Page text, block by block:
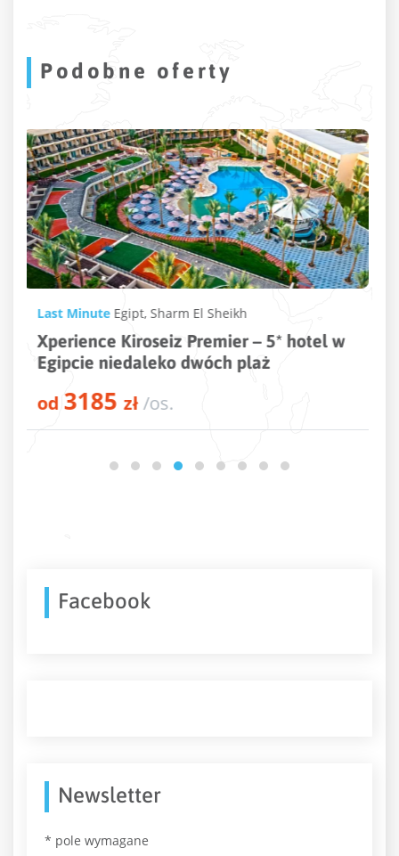
Podobne oferty
Last Minute Turcja,Alanya ,Konakli
MC Arancia Resort – 5* hotel tuż przy
plaży w kurorcie Alanya
od3082zł/os.
Facebook
Newsletter
* pole wymagane